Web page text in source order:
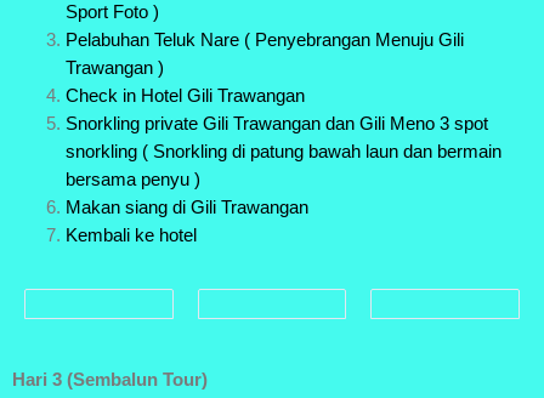
Sport Foto )
Pelabuhan Teluk Nare ( Penyebrangan Menuju Gili
Trawangan )
Check in Hotel Gili Trawangan
Snorkling private Gili Trawangan dan Gili Meno 3 spot
snorkling ( Snorkling di patung bawah laun dan bermain
bersama penyu )
Makan siang di Gili Trawangan
Kembali ke hotel
Hari 3 (Sembalun Tour)